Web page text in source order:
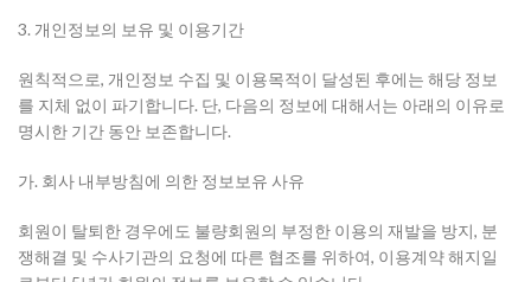
3. 개인정보의 보유 및 이용기간
원칙적으로, 개인정보 수집 및 이용목적이 달성된 후에는 해당 정보
를 지체 없이 파기합니다. 단, 다음의 정보에 대해서는 아래의 이유로
명시한 기간 동안 보존합니다.
가. 회사 내부방침에 의한 정보보유 사유
회원이 탈퇴한 경우에도 불량회원의 부정한 이용의 재발을 방지, 분
쟁해결 및 수사기관의 요청에 따른 협조를 위하여, 이용계약 해지일